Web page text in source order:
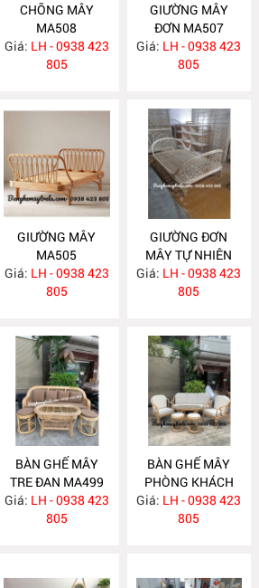
CHÕNG MÂY
MA508
Giá: LH - 0938 423
805
GIƯỜNG MÂY
ĐƠN MA507
Giá: LH - 0938 423
805
GIƯỜNG MÂY
MA505
Giá: LH - 0938 423
805
GIƯỜNG ĐƠN
MÂY TỰ NHIÊN
MA504
Giá: LH - 0938 423
805
BÀN GHẾ MÂY
TRE ĐAN MA499
Giá: LH - 0938 423
805
BÀN GHẾ MÂY
PHÒNG KHÁCH
KIỂU HIỆN ĐẠI
MA493
Giá: LH - 0938 423
805